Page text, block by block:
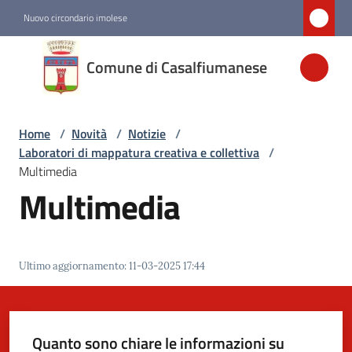
Nuovo circondario imolese
Comune di Casalfiumanese
Comune di
Casalfiumanese
Amministrazione
Menu selezionato
Vivere
Casalfiumanese
Home / Novità / Notizie /
Laboratori di mappatura creativa e collettiva /
Multimedia
Multimedia
Ultimo aggiornamento:11-03-2025 17:44
Quanto sono chiare le informazioni su